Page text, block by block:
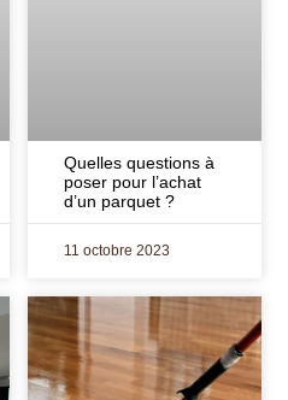
Quelles questions à
poser pour l’achat
d’un parquet ?
11 octobre 2023